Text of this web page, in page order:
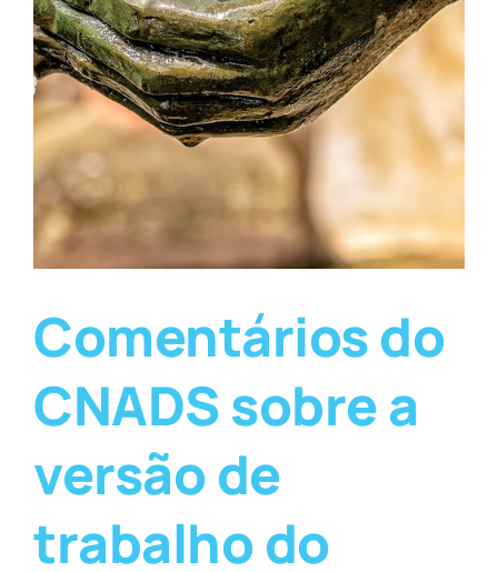
Comentários do
CNADS sobre a
versão de
trabalho do